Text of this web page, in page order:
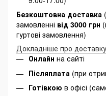
Безкоштовна доставка
замовленні від 3000 грн
гуртові замовлення)
Докладніше про доставку
Онлайн на сайті
Післяплата (при
Готівкою в офісі